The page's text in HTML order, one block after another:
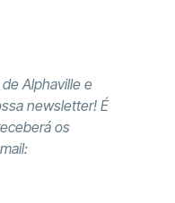
Alphaville e
newsletter! É
os